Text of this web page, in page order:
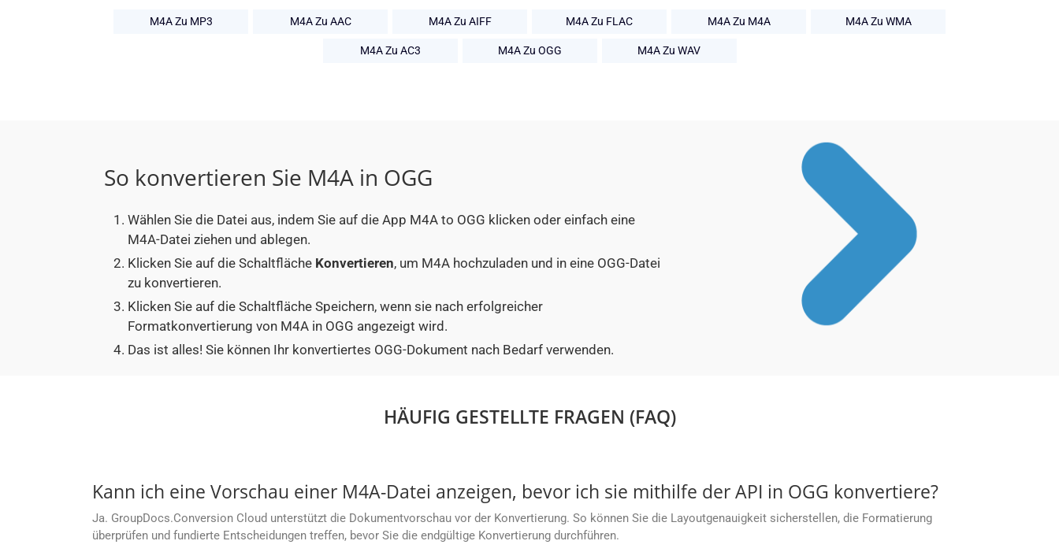
M4A Zu MP3 M4A Zu AAC M4A Zu AIFF M4A Zu FLAC M4A Zu M4A M4A Zu WMA
M4A Zu AC3 M4A Zu OGG M4A Zu WAV
So konvertieren Sie M4A in OGG
Wählen Sie die Datei aus, indem Sie auf die App M4A to OGG klicken oder einfach eine
M4A-Datei ziehen und ablegen.
Klicken Sie auf die Schaltfläche Konvertieren, um M4A hochzuladen und in eine OGG-Datei
zu konvertieren.
Klicken Sie auf die Schaltfläche Speichern, wenn sie nach erfolgreicher
Formatkonvertierung von M4A in OGG angezeigt wird.
Das ist alles! Sie können Ihr konvertiertes OGG-Dokument nach Bedarf verwenden.
HÄUFIG GESTELLTE FRAGEN (FAQ)
Kann ich eine Vorschau einer M4A-Datei anzeigen, bevor ich sie mithilfe der API in OGG konvertiere?
Ja. GroupDocs.Conversion Cloud unterstützt die Dokumentvorschau vor der Konvertierung. So können Sie die Layoutgenauigkeit sicherstellen, die Formatierung
überprüfen und fundierte Entscheidungen treffen, bevor Sie die endgültige Konvertierung durchführen.